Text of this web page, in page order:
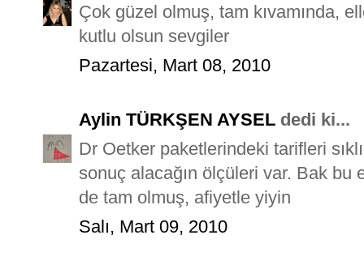
Çok güzel olmuş, tam kıvamında,
kutlu olsun sevgiler
Pazartesi, Mart 08, 2010
Aylin TÜRKŞEN AYSEL dedi ki...
Dr Oetker paketlerindeki tarifleri
sonuç alacağın ölçüleri var. Bak bu
de tam olmuş, afiyetle yiyin
Salı, Mart 09, 2010